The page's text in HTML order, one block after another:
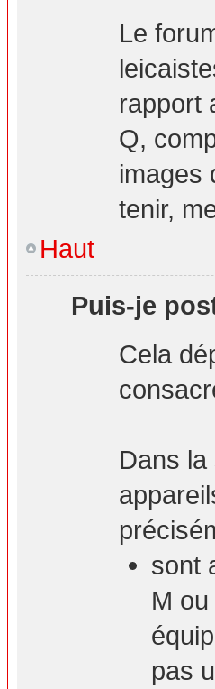
Le
rapport
Q,
images
tenir,
Haut
Puis-je
Cela
Dans la
sont
M
pas